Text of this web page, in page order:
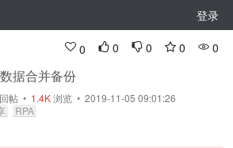
登录
0 0 0 0 0
据合并备份
回帖 • 1.4K浏览 • 2019-11-05 09:01:26
RPA